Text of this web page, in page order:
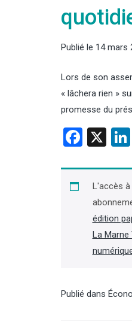
Publié le 14 mars
Lors de son
« lâchera rien »
promesse du
X
L'accès
édition
La
Publié dans
française 2026 au
depuis « au moins
note d’Agreste publiée le 7
cette année à un niveau
elle tomberait même